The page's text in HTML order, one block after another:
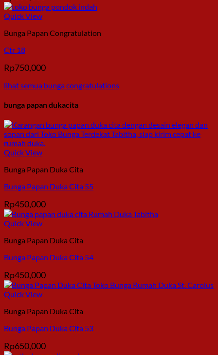
Quick View
Bunga Papan Congratulation
Ctr 18
Rp750,000
lihat semua bunga congratulations
bunga papan dukacita
Quick View
Bunga Papan Duka Cita
Bunga Papan Duka Cita 55
Rp450,000
Quick View
Bunga Papan Duka Cita
Bunga Papan Duka Cita 54
Rp450,000
Quick View
Bunga Papan Duka Cita
Bunga Papan Duka Cita 53
Rp650,000